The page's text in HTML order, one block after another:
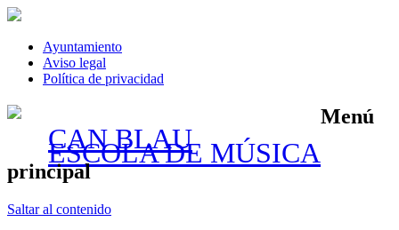
Ayuntamiento
Aviso legal
Política de privacidad
CAN BLAU
ESCOLA DE MÚSICA
Menú
principal
Saltar al contenido